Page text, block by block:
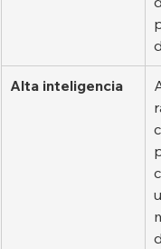
Alta inteligencia